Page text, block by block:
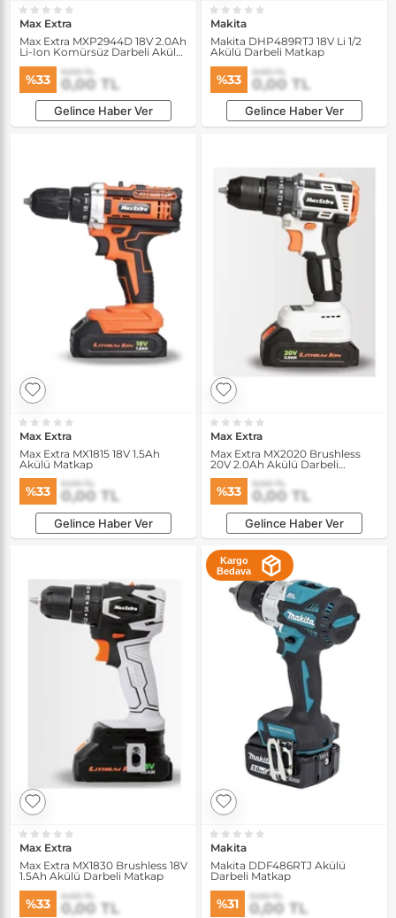
Max Extra
Max Extra MXP2944D 18V 2.0Ah
Li-Ion Komürsüz Darbeli Akülü
%33 0,00 TL
0,00 TL
Gelince Haber Ver
Makita
Makita DHP489RTJ 18V Li 1/2
Akülü Darbeli Matkap
%33 0,00 TL
0,00 TL
Gelince Haber Ver
Max Extra
Max Extra MX1815 18V 1.5Ah
Akülü Matkap
%33 0,00 TL
0,00 TL
Gelince Haber Ver
Max Extra
Max Extra MX2020 Brushless
20V 2.0Ah Akülü Darbeli
%33 0,00 TL
0,00 TL
Gelince Haber Ver
Max Extra
Max Extra MX1830 Brushless 18V
1.5Ah Akülü Darbeli Matkap
%33 0,00 TL
0,00 TL
Kargo
Bedava
Makita
Makita DDF486RTJ Akülü
Darbeli Matkap
%31 0,00 TL
0,00 TL